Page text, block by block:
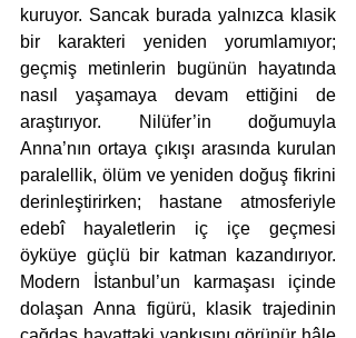
kuruyor. Sancak burada yalnızca klasik
bir karakteri yeniden yorumlamıyor;
geçmiş metinlerin bugünün hayatında
nasıl yaşamaya devam ettiğini de
araştırıyor. Nilüfer’in doğumuyla
Anna’nın ortaya çıkışı arasında kurulan
paralellik, ölüm ve yeniden doğuş fikrini
derinleştirirken; hastane atmosferiyle
edebî hayaletlerin iç içe geçmesi
öyküye güçlü bir katman kazandırıyor.
Modern İstanbul’un karmaşası içinde
dolaşan Anna figürü, klasik trajedinin